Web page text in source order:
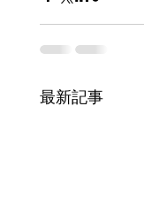
最新記事